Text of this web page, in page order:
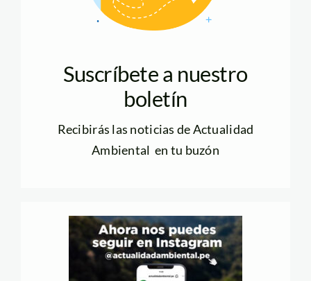
Suscríbete a nuestro
boletín
Recibirás las noticias de Actualidad
Ambiental en tu buzón